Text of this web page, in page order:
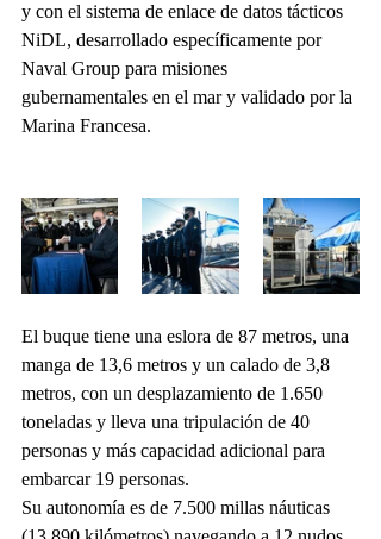
y con el sistema de enlace de datos tácticos
NiDL, desarrollado específicamente por
Naval Group para misiones
gubernamentales en el mar y validado por la
Marina Francesa.
El buque tiene una eslora de 87 metros, una
manga de 13,6 metros y un calado de 3,8
metros, con un desplazamiento de 1.650
toneladas y lleva una tripulación de 40
personas y más capacidad adicional para
embarcar 19 personas.
Su autonomía es de 7.500 millas náuticas